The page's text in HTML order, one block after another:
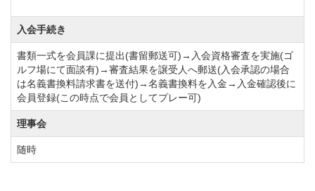
入会手続き
書類一式を会員課に提出(書留郵送可)→入会資格審査を実施(ゴ
ルフ場にて面談有)→審査結果を譲受人へ郵送(入会承認の場合
は名義書換料請求書を送付)→名義書換料を入金→入金確認後に
会員登録(この時点で会員としてプレー可)
理事会
随時